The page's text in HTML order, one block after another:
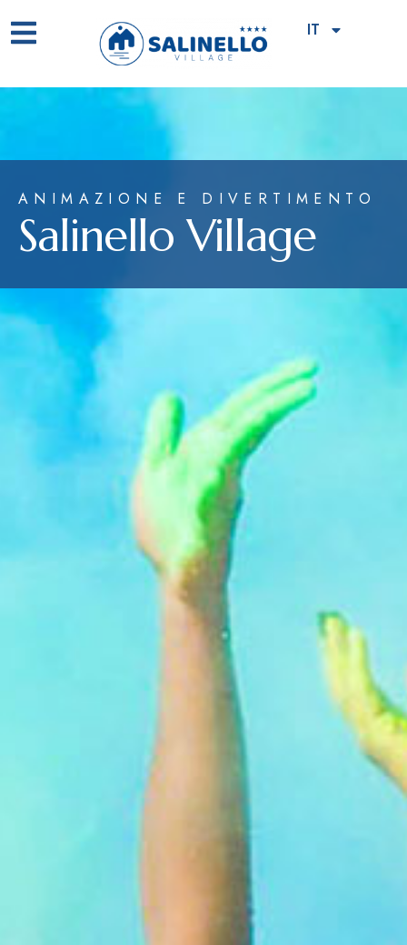
IT
ANIMAZIONE E DIVERTIMENTO
Salinello Village